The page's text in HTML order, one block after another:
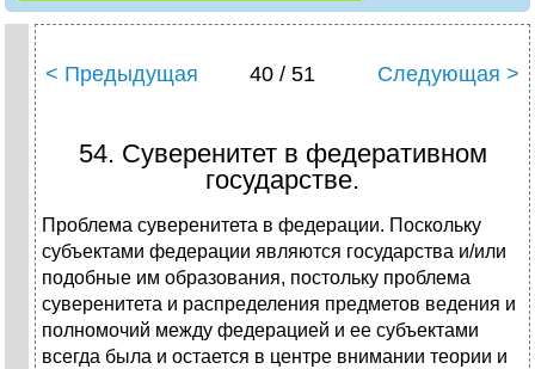
< Предыдущая 40 / 51 Следующая >
54. Суверенитет в федеративном
государстве.
Проблема суверенитета в федерации. Поскольку
субъектами фе­дерации являются государства и/или
подобные им образования, по­стольку проблема
суверенитета и распределения предметов ведения и
полномочий между федерацией и ее субъектами
всегда была и остается в центре внимании теории и